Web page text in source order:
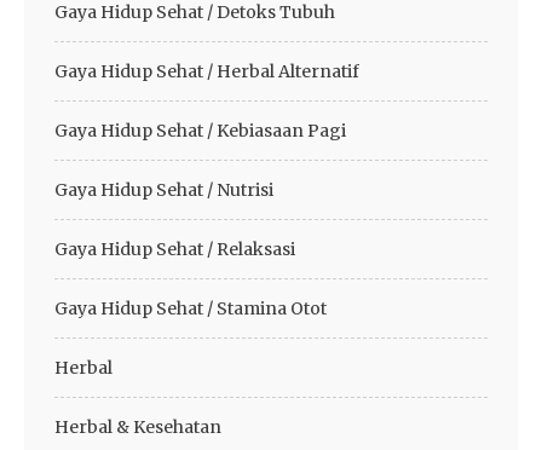
Gaya Hidup Sehat / Detoks Tubuh
Gaya Hidup Sehat / Herbal Alternatif
Gaya Hidup Sehat / Kebiasaan Pagi
Gaya Hidup Sehat / Nutrisi
Gaya Hidup Sehat / Relaksasi
Gaya Hidup Sehat / Stamina Otot
Herbal
Herbal & Kesehatan